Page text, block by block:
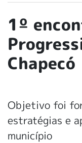
1º
Chapecó
Objetivo foi
estratégias e
município